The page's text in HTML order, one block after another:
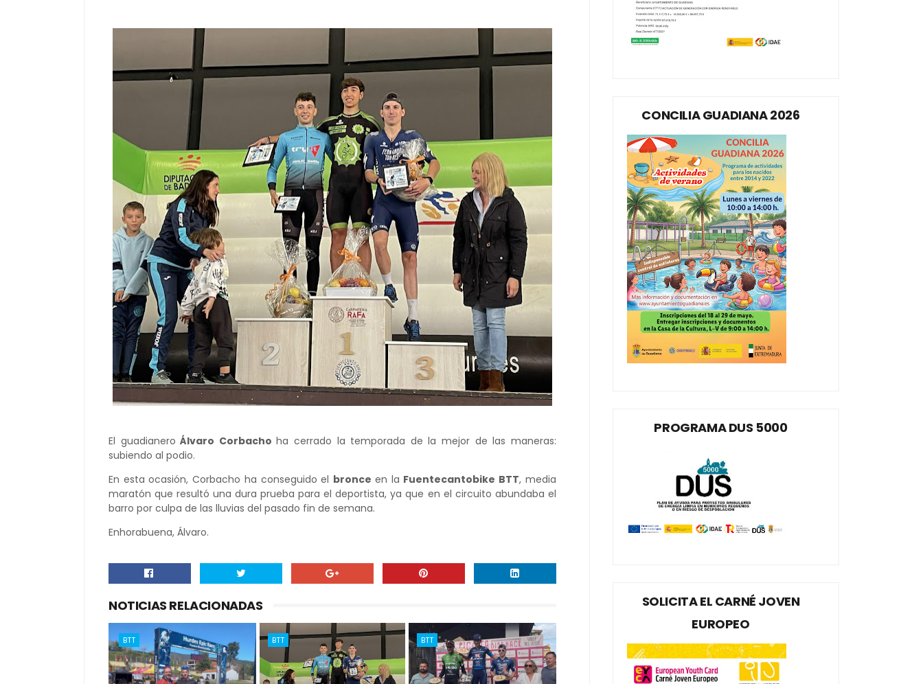
El guadianero Álvaro Corbachoha cerrado la temporada de la mejor de las maneras:
subiendo al podio.
En esta ocasión, Corbacho ha conseguido el bronce en la Fuentecantobike BTT, media
maratón que resultó una dura prueba para el deportista, ya que en el circuito abundaba el
barro por culpa de las lluvias del pasado fin de semana.
Enhorabuena, Álvaro.
NOTICIAS RELACIONADAS
BTT BTT BTT
CONCILIA GUADIANA 2026
PROGRAMA DUS 5000
SOLICITA EL CARNÉ JOVEN
EUROPEO